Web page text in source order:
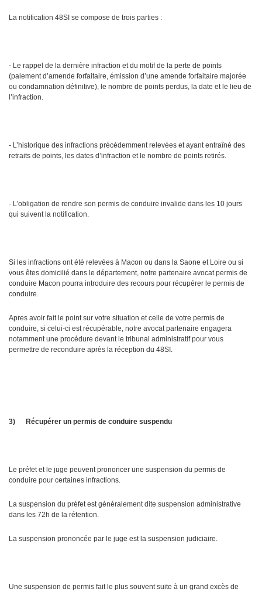
La notification 48SI se compose de trois parties :
- Le rappel de la dernière infraction et du motif de la perte de points
(paiement d’amende forfaitaire, émission d’une amende forfaitaire majorée
ou condamnation définitive), le nombre de points perdus, la date et le lieu de
l’infraction.
- L’historique des infractions précédemment relevées et ayant entraîné des
retraits de points, les dates d’infraction et le nombre de points retirés.
- L’obligation de rendre son permis de conduire invalide dans les 10 jours
qui suivent la notification.
Si les infractions ont été relevées à Macon ou dans la Saone et Loire ou si
vous êtes domicilié dans le département, notre partenaire avocat permis de
conduire Macon pourra introduire des recours pour récupérer le permis de
conduire.
Apres avoir fait le point sur votre situation et celle de votre permis de
conduire, si celui-ci est récupérable, notre avocat partenaire engagera
notamment une procédure devant le tribunal administratif pour vous
permettre de reconduire après la réception du 48SI.
3) Récupérer un permis de conduire suspendu
Le préfet et le juge peuvent prononcer une suspension du permis de
conduire pour certaines infractions.
La suspension du préfet est généralement dite suspension administrative
dans les 72h de la rétention.
La suspension prononcée par le juge est la suspension judiciaire.
Une suspension de permis fait le plus souvent suite à un grand excès de